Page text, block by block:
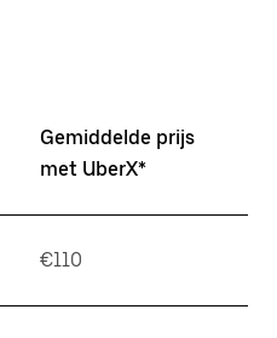
Gemiddelde prijs
met UberX*
€110